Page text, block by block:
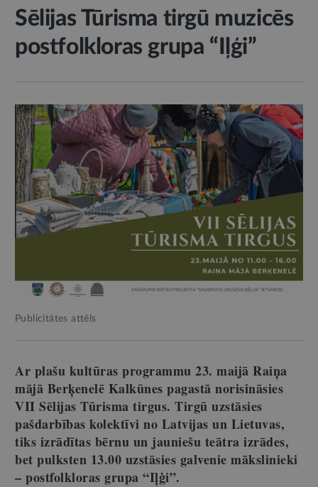
Sēlijas Tūrisma tirgū muzicēs
postfolkloras grupa “Iļģi”
Publicitātes attēls
Ar plašu kultūras programmu 23. maijā Raiņa
mājā Berķenelē Kalkūnes pagastā norisināsies
VII Sēlijas Tūrisma tirgus. Tirgū uzstāsies
pašdarbības kolektīvi no Latvijas un Lietuvas,
tiks izrādītas bērnu un jauniešu teātra izrādes,
bet pulksten 13.00 uzstāsies galvenie mākslinieki
– postfolkloras grupa “Iļģi”.